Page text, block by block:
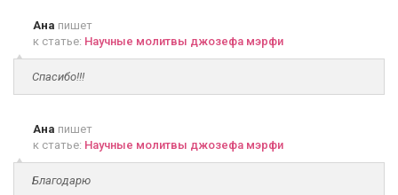
Ана пишет
к статье: Научные молитвы джозефа мэрфи
Спасибо!!!
Ана пишет
к статье: Научные молитвы джозефа мэрфи
Благодарю